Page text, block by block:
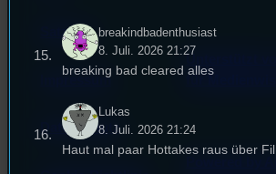
Satzung
Impressum
Datenschutz
Unterstützt
für
breakindbadenthusiast
8. Juli. 2026 21:27
breaking bad cleared alles
Lukas
8. Juli. 2026 21:24
Haut mal paar Hottakes raus über